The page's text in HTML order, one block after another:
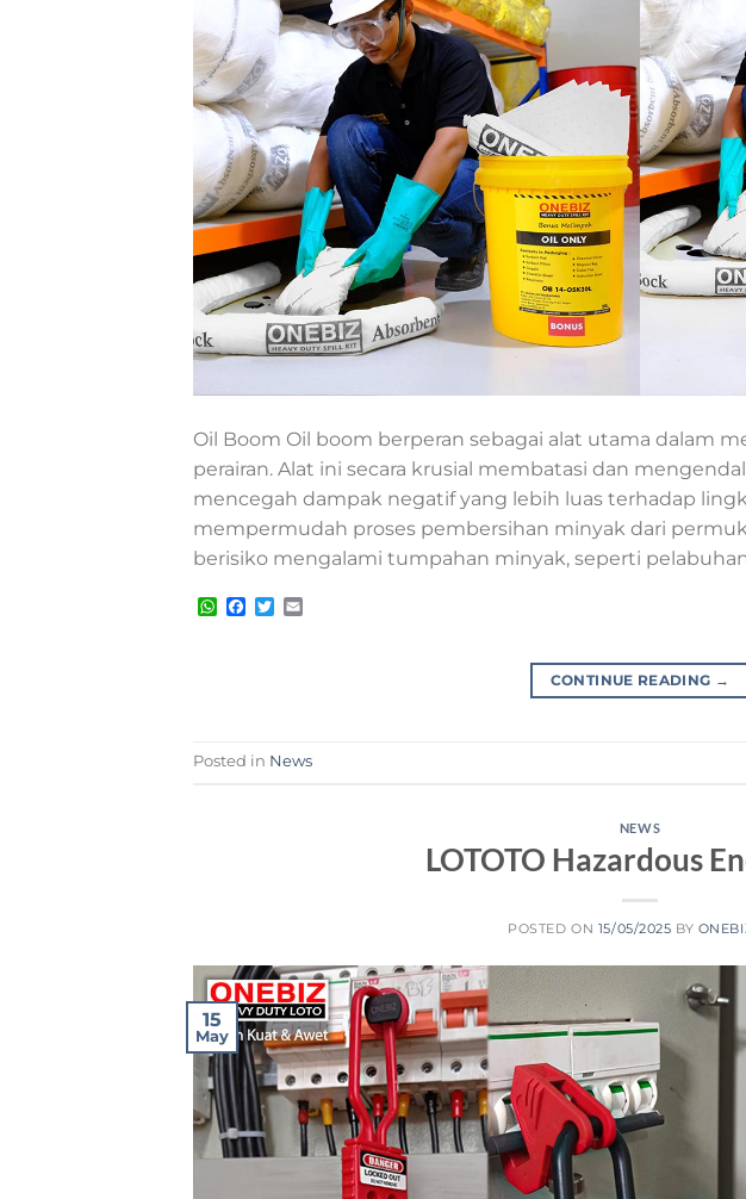
Oil Boom Oil boom berperan sebagai alat utama dalam
perairan. Alat ini secara krusial membatasi dan
mencegah dampak negatif yang lebih luas terhadap
mempermudah proses pembersihan minyak dari
berisiko mengalami tumpahan minyak, seperti
WhatsApp
Facebook
Twitter
CONTINUE READING →
Posted in News
NEWS
LOTOTO Hazardous
POSTED ON 15/05/2025 BY
15
May